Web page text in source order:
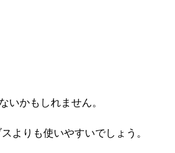
かもしれません。
よりも使いやすいでしょう。